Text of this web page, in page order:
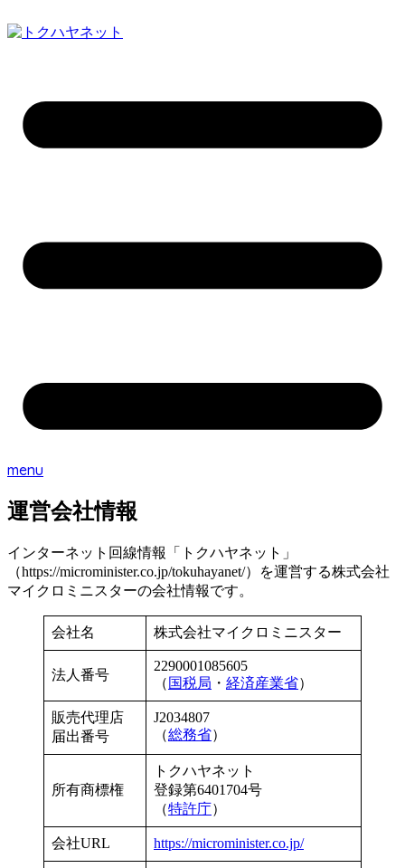
menu
運営会社情報
インターネット回線情報「トクハヤネット」
（https://microminister.co.jp/tokuhayanet/）を運営する株式会社
マイクロミニスターの会社情報です。
会社名 株式会社マイクロミニスター
法人番号
2290001085605
（ 国税局 ・ 経済産業省）
販売代理店
届出番号
J2034807
（総務省）
所有商標権
トクハヤネット
登録第6401704号
（特許庁）
会社URL https://microminister.co.jp/